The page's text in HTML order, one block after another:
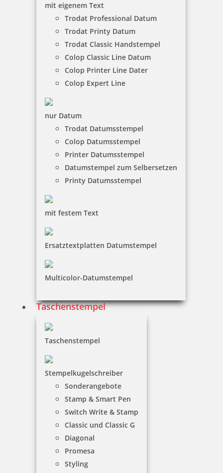
mit eigenem Text
Trodat Professional Datum
Trodat Printy Datum
Trodat Classic Handstempel
Colop Classic Line Datum
Colop Printer Line Dater
Colop Expert Line
nur Datum
Trodat Datumsstempel
Colop Datumsstempel
Printer Datumsstempel
Datumstempel zum Selbersetzen
Printy Datumsstempel
mit festem Text
Ersatztextplatten Datumstempel
Multicolor-Datumstempel
Taschenstempel
Taschenstempel
Stempelkugelschreiber
Sonderangebote
Stamp & Smart Pen
Switch Write & Stamp
Classic und Classic G
Diagonal
Promesa
Styling
Colop Pocket Stamp Plus 20 Outdoorstempel mit Geocaching
Motiv
13,49 €
Jetzt gestalten
Colop Pocket Stamp Plus 20 Outdoorstempel mit Taucher Motiv
Jetzt gestalten
13,49 €